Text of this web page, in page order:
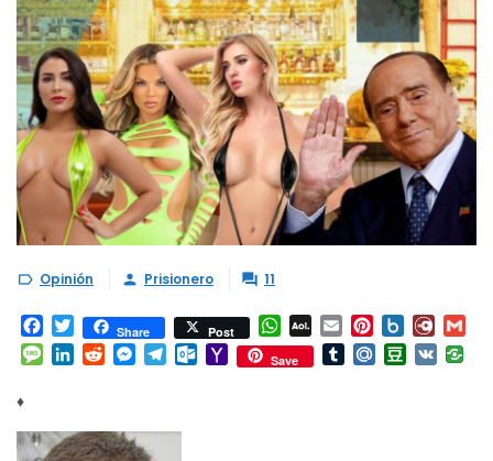
 Opinión  Prisionero  11
Facebook
TwitterShare Post WhatsApp
AOL
Mail
Email Pinterest
Box.net
Message
LinkedInRedditMessenger
TelegramOutlook.com
YahooSave TumblrMail.RuDouban
VK
♦